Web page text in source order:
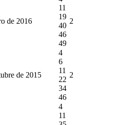
de 2016
11
19
40
46
49
2
de 2015
4
6
11
22
34
46
2
4
11